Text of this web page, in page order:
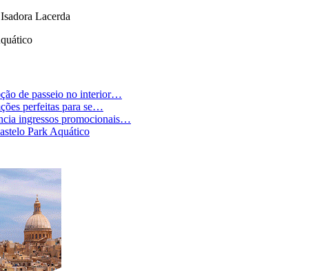
Lacerda
de passeio no interior…
perfeitas para se…
ingressos promocionais…
Park Aquático